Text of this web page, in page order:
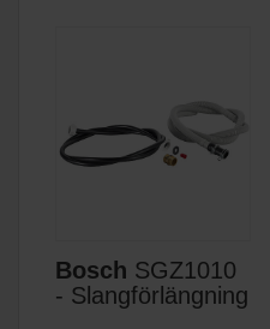
Bosch SGZ1010
- Slangförlängning